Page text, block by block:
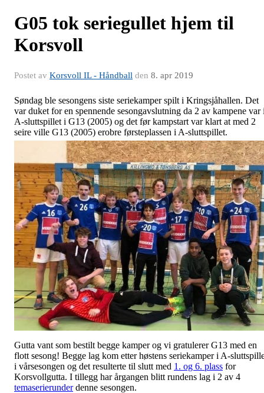
G05 tok seriegullet hjem til
Korsvoll
Postet av Korsvoll IL - Håndball den 8. apr 2019
Søndag ble sesongens siste seriekamper spilt i Kringsjåhallen. Det
var duket for en spennende sesongavslutning da 2 av kampene var
A-sluttspillet i G13 (2005) og det før kampstart var klart at med 2
seire ville G13 (2005) erobre førsteplassen i A-sluttspillet.
Gutta vant som bestilt begge kamper og vi gratulerer G13 med en
flott sesong! Begge lag kom etter høstens seriekamper i A-
i vårsesongen og det resulterte til slutt med 1. og 6. plass for
Korsvollgutta. I tillegg har årgangen blitt rundens lag i 2 av 4
temaserierunderdenne sesongen.